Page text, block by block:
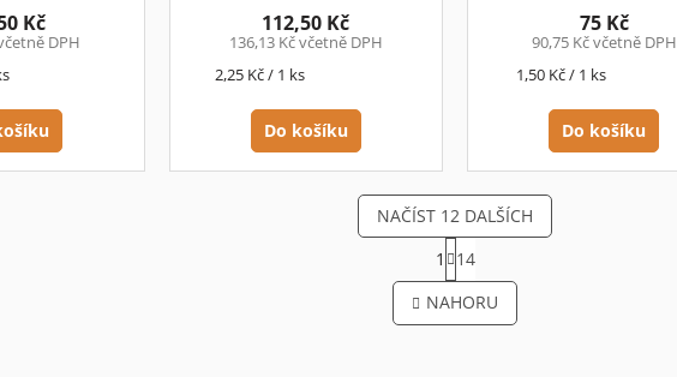
DPH
Kč
136,13 Kč včetně DPH
112,50 Kč
Měrná
2,25 Kč / 1 ks
Do košíku
90,75 Kč včetně DPH
75 Kč
Měrná
1,50 Kč / 1 ks
Do košíku
O
v
l
NAČÍST 12 DALŠÍCH
S
t
r
á
n
1
14
NAHORU